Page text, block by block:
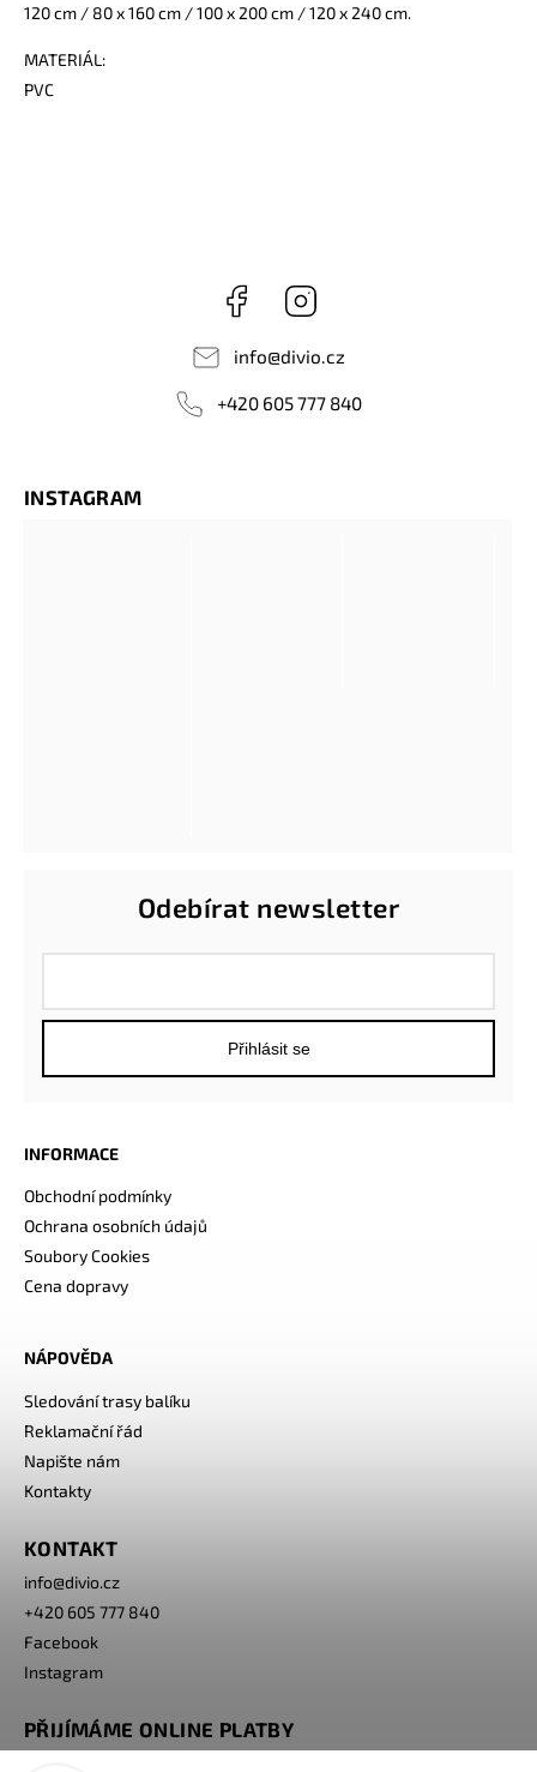
120 cm / 80 x 160 cm / 100 x 200 cm / 120 x 240 cm.
MATERIÁL:
PVC
Facebook
info@divio.cz
+420 605 777 840
INFORMACE
Obchodní podmínky
Ochrana osobních údajů
Soubory Cookies
Cena dopravy
NÁPOVĚDA
Sledování trasy balíku
Reklamační řád
Napište nám
Kontakty
INSTAGRAM
Odebírat newsletter
Přihlásit se
KONTAKT
info@divio.cz
+420 605 777 840
Facebook
Instagram
PŘIJÍMÁME ONLINE PLATBY